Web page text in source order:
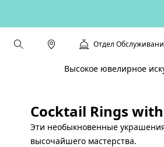
Отдел
Высокое ювелирное
Cocktail Rings
Эти необыкновенные
высочайшего мастерства.